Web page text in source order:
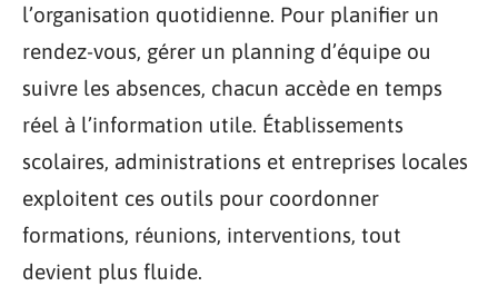
l’organisation quotidienne. Pour planifier un
rendez-vous, gérer un planning d’équipe ou
suivre les absences, chacun accède en temps
réel à l’information utile. Établissements
scolaires, administrations et entreprises locales
exploitent ces outils pour coordonner
formations, réunions, interventions, tout
devient plus fluide.